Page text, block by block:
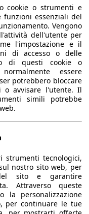
per la correttezza
Torna su
cookie o strumenti e
funzioni essenziali del
Vengono
dell'utente per
l'impostazione e il
di accesso o delle
di questi cookie o
essere
potrebbero bloccare
o avvisare l'utente. Il
simili potrebbe
strumenti tecnologici,
nostro sito web, per
sito e garantire
Attraverso queste
la personalizzazione
per continuare le tue